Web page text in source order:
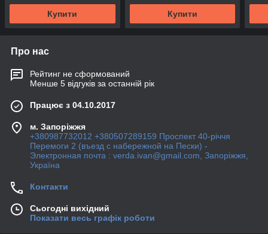
Купити Купити
Про нас
Рейтинг не сформований
Менше 5 відгуків за останній рік
Працює з 04.10.2017
м. Запоріжжя
+380987732012 +380507289159 Проспект 40-рiччя
Перемоги 2 (въезд с набережной на Пески) -
Электронная почта : verda.ivan@gmail.com, Запоріжжя,
Україна
Контакти
Сьогодні вихідний
Показати весь графік роботи